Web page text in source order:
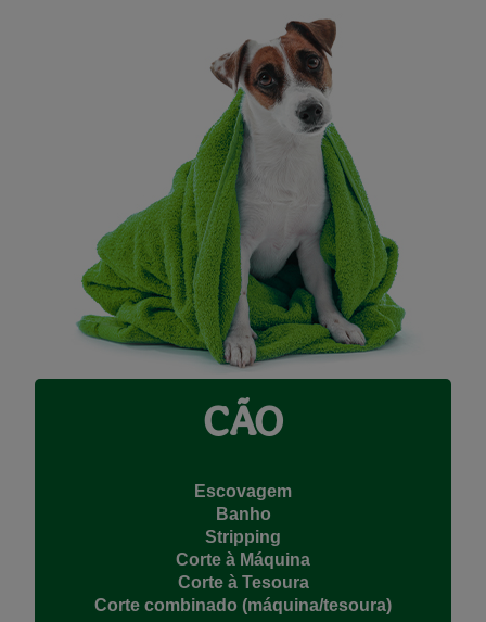
CÃO
Escovagem
Banho
Stripping
Corte à Máquina
Corte à Tesoura
Corte combinado (máquina/tesoura)